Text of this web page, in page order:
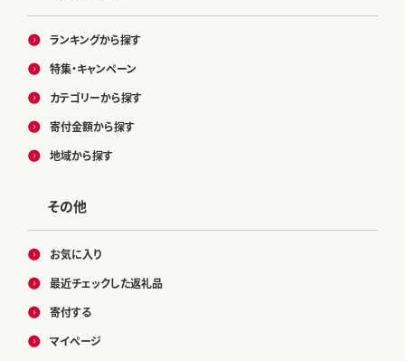
ランキングから探す
特集・キャンペーン
カテゴリーから探す
寄付金額から探す
地域から探す
その他
お気に入り
最近チェックした返礼品
寄付する
マイページ